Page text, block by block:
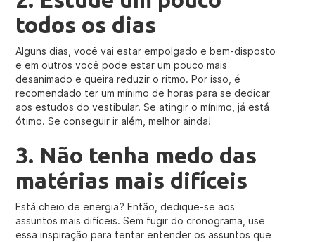
todos os dias
Alguns dias, você vai estar empolgado e bem-disposto
e em outros você pode estar um pouco mais
desanimado e queira reduzir o ritmo. Por isso, é
recomendado ter um mínimo de horas para se dedicar
aos estudos do vestibular. Se atingir o mínimo, já está
ótimo. Se conseguir ir além, melhor ainda!
3. Não tenha medo das
matérias mais difíceis
Está cheio de energia? Então, dedique-se aos
assuntos mais difíceis. Sem fugir do cronograma, use
essa inspiração para tentar entender os assuntos que